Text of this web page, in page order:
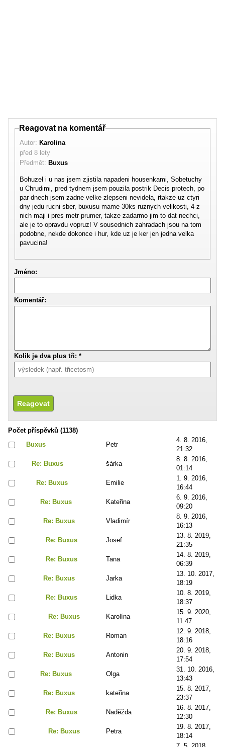
Reagovat na komentář
Autor:Karolina
před 8 lety
Předmět:Buxus
Bohuzel i u nas jsem zjistila napadeni housenkami, Sobetuchy
u Chrudimi, pred tydnem jsem pouzila postrik Decis protech, po
par dnech jsem zadne velke zlepseni nevidela, ŕtakze uz ctyri
dny jedu rucni sber, buxusu mame 30ks ruznych velikosti, 4 z
nich maji i pres metr prumer, takze zadarmo jim to dat nechci,
ale je to opravdu vopruz! V sousednich zahradach jsou na tom
podobne, nekde dokonce i hur, kde uz je ker jen jedna velka
pavucina!
Jméno:
Komentář:
Kolik je dva plus tři: *
Počet příspěvků (1138)
Buxus
Petr
4. 8. 2016,
21:32
Re: Buxus
šárka
8. 8. 2016,
01:14
Re: Buxus
Emilie
1. 9. 2016,
16:44
Re: Buxus
Kateřina
6. 9. 2016,
09:20
Re: Buxus
Vladimír
8. 9. 2016,
16:13
Re: Buxus
Josef
13. 8. 2019,
21:35
Re: Buxus
Tana
14. 8. 2019,
06:39
Re: Buxus
Jarka
13. 10. 2017,
18:19
Re: Buxus
Lidka
10. 8. 2019,
18:37
Re: Buxus
Karolína
15. 9. 2020,
11:47
Re: Buxus
Roman
12. 9. 2018,
18:16
Re: Buxus
Antonin
20. 9. 2018,
17:54
Re: Buxus
Olga
31. 10. 2016,
13:43
Re: Buxus
kateřina
15. 8. 2017,
23:37
Re: Buxus
Naděžda
16. 8. 2017,
12:30
Re: Buxus
Petra
19. 8. 2017,
18:14